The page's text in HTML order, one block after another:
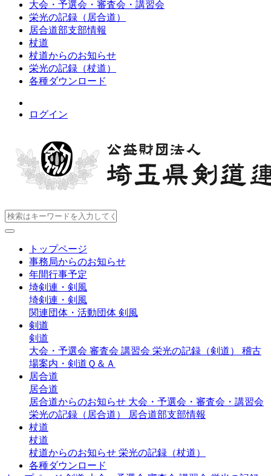
大会・予選会・審査会・講習会
栄光の記録（居合道）
居合道部支部情報
杖道
杖道からのお知らせ
栄光の記録（杖道）
各種ダウンロード
ログイン
トップページ
事務局からのお知らせ
年間行事予定
埼剣連・剣風
埼剣連・剣風
関連団体・活動団体 剣風
剣道
剣道
大会・予選会 審査会 講習会 栄光の記録（剣道） 稽古
場案内・剣道Ｑ＆Ａ
居合道
居合道
居合道からのお知らせ 大会・予選会・審査会・講習会
栄光の記録（居合道）
居合道部支部情報
杖道
杖道
杖道からのお知らせ 栄光の記録（杖道）
各種ダウンロード